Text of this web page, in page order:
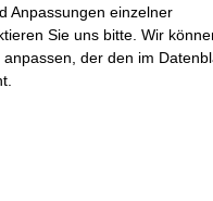
Anpassungen einzelner
Sie uns bitte. Wir
der den im